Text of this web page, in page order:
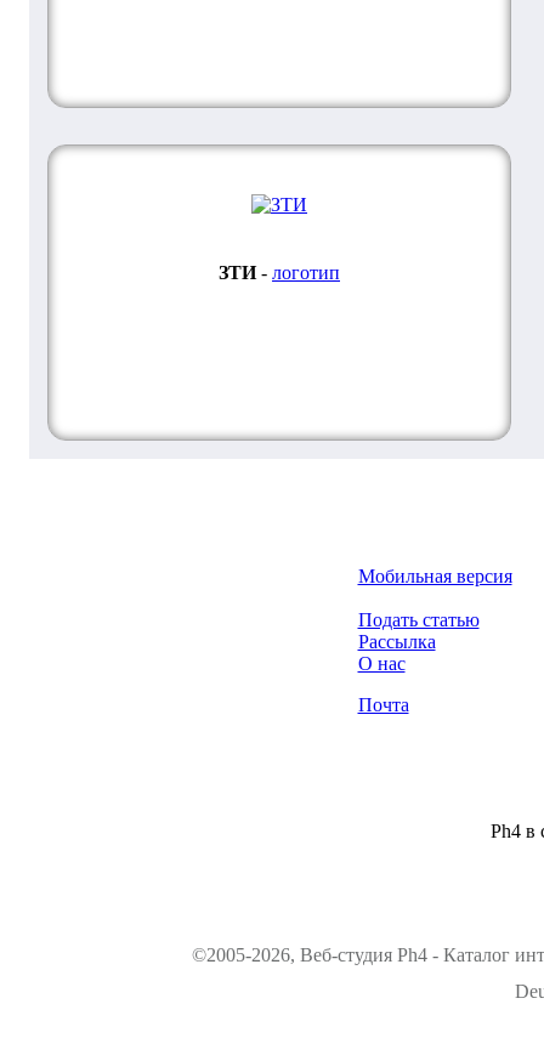
ЗТИ- логотип
Мобильная версия
Подать статью
Рассылка
О нас
Почта
Ph4 в
©2005-2026, Веб-студия Ph4 - Каталог